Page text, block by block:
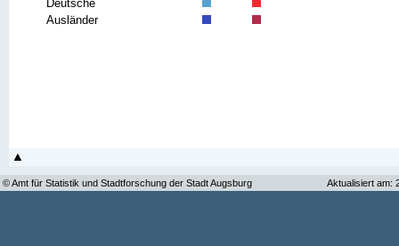
Deutsche
Ausländer
© Amt für Statistik und Stadtforschung der Stadt Augsburg Aktualisiert am: